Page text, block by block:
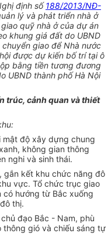
định số188/2013/NĐ-
lý và phát triển nhà ở
quỹ nhà ở của dự án
khung giá đất do UBND
giao để Nhà nước
được dự kiến bố trí tại ô
bằng tiền tương đương
UBND thành phố Hà Nội
trúc, cảnh quan và thiết
độ xây dựng chung
không gian thông
nghi và sinh thái.
gắn kết khu chức năng đô
vực. Tổ chức trục giao
hướng từ Bắc xuống
thị.
đạo Bắc - Nam, phù
thông gió và chiếu sáng tự